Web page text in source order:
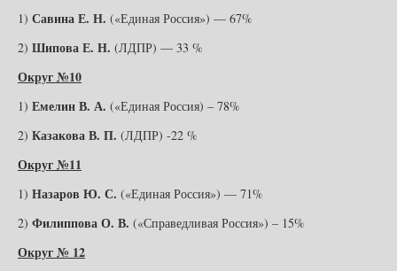
1) Савина Е. Н. («Единая Россия») — 67%
2) Шипова Е. Н. (ЛДПР) — 33 %
Округ №10
1) Емелин В. А. («Единая Россия) – 78%
2) Казакова В. П. (ЛДПР) -22 %
Округ №11
1) Назаров Ю. С. («Единая Россия») — 71%
2) Филиппова О. В. («Справедливая Россия») – 15%
Округ № 12